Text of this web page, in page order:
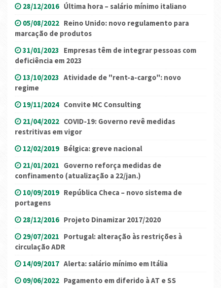
28/12/2016 Última hora – salário mínimo italiano
05/08/2022 Reino Unido: novo regulamento para
marcação de produtos
31/01/2023 Empresas têm de integrar pessoas com
deficiência em 2023
13/10/2023 Atividade de "rent-a-cargo": novo
regime
19/11/2024 Convite MC Consulting
21/04/2022 COVID-19: Governo revê medidas
restritivas em vigor
12/02/2019 Bélgica: greve nacional
21/01/2021 Governo reforça medidas de
confinamento (atualização a 22/jan.)
10/09/2019 República Checa – novo sistema de
portagens
28/12/2016 Projeto Dinamizar 2017/2020
29/07/2021 Portugal: alteração às restrições à
circulação ADR
14/09/2017 Alerta: salário mínimo em Itália
09/06/2022 Pagamento em diferido à AT e SS